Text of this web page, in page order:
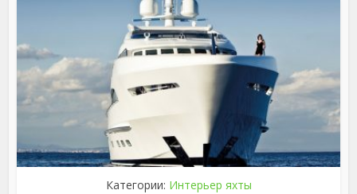
Категории: Интерьер яхты